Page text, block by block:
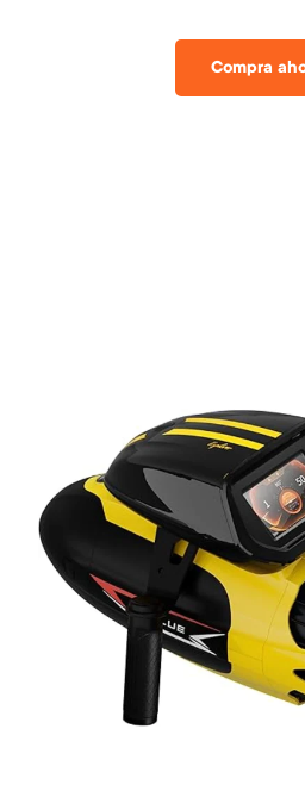
Compra